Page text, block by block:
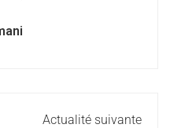
Actualité suivante